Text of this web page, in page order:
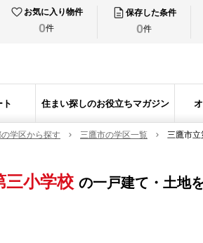
お気に入り物件
0件
保存した条件
0件
住まい探しのお役立ちマガジン
学区から探す 三鷹市の学区一覧 三鷹市立
三小学校 の一戸建て・土地